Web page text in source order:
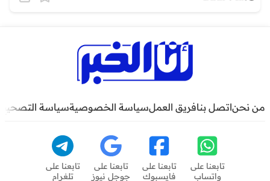
من نحناتصل بنافريق العملسياسة الخصوصيةسياسة التصحيح
تابعنا على
واتساب
تابعنا على
فايسبوك
تابعنا على
جوجل نيوز
تابعنا على
تلغرام